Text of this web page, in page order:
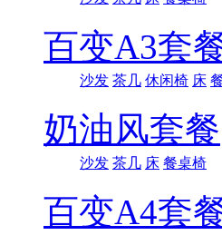
百变A3套
沙发 茶几 休闲椅 床
奶油风套餐
沙发 茶几 床 餐桌椅
百变A4套